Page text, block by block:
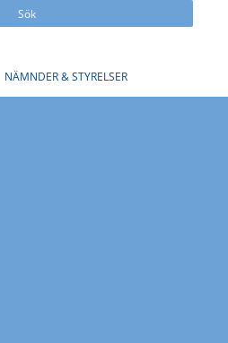
Sök
NÄMNDER & STYRELSER